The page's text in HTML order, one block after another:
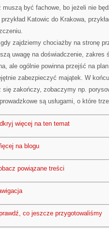
muszą być fachowe, bo jeżeli nie
Katowic do Krakowa,
zajdziemy chociażby na stronę
uwagę na doświadczenie, zakres
ale ogólnie powinna przejść na
zabezpieczyć majątek. W
się zakończy, zobaczymy np.
są usługami, o które
więcej na ten temat
na blogu
powiązane treści
co jeszcze przygotowaliśmy